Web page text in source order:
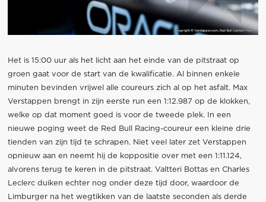
Het is 15:00 uur als het licht aan het einde van de pitstraat op
groen gaat voor de start van de kwalificatie. Al binnen enkele
minuten bevinden vrijwel alle coureurs zich al op het asfalt. Max
Verstappen brengt in zijn eerste run een 1:12.987 op de klokken,
welke op dat moment goed is voor de tweede plek. In een
nieuwe poging weet de Red Bull Racing-coureur een kleine drie
tienden van zijn tijd te schrapen. Niet veel later zet Verstappen
opnieuw aan en neemt hij de koppositie over met een 1:11.124,
alvorens terug te keren in de pitstraat. Valtteri Bottas en Charles
Leclerc duiken echter nog onder deze tijd door, waardoor de
Limburger na het wegtikken van de laatste seconden als derde